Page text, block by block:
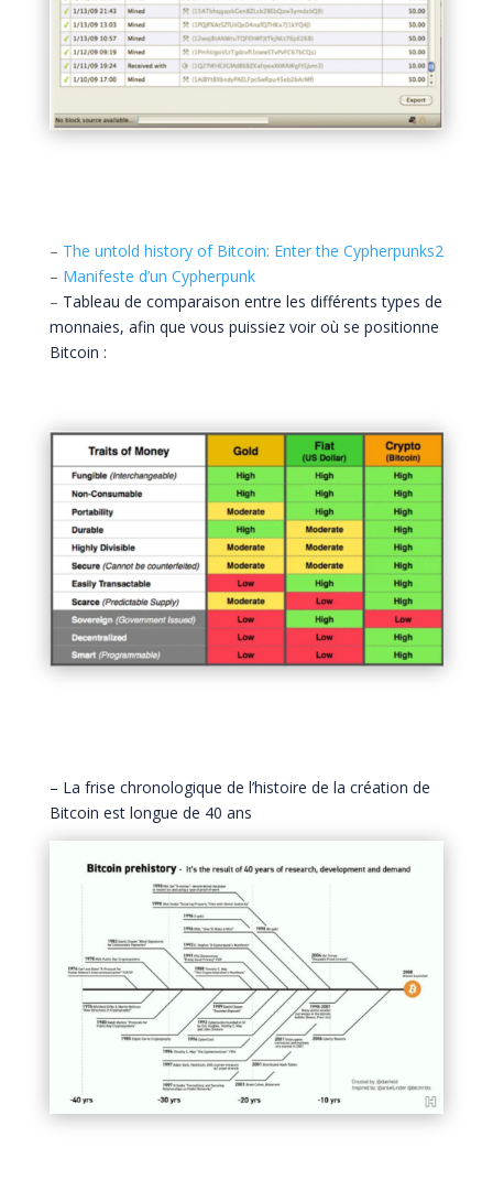
– The untold history of Bitcoin: Enter the Cypherpunks2
– Manifeste d’un Cypherpunk
– Tableau de comparaison entre les différents types de
monnaies, afin que vous puissiez voir où se positionne
Bitcoin :
– La frise chronologique de l’histoire de la création de
Bitcoin est longue de 40 ans